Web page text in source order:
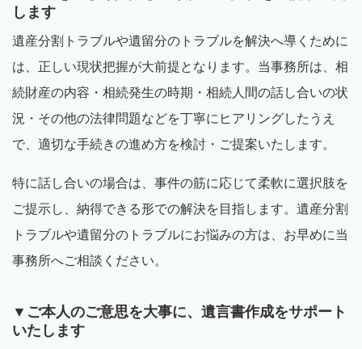
します
遺産分割トラブルや遺留分のトラブルを解決へ導くために
は、正しい現状把握が大前提となります。当事務所は、相
続財産の内容・相続発生の時期・相続人間の話し合いの状
況・その他の法律問題などを丁寧にヒアリングしたうえ
で、適切な手続きの進め方を検討・ご提案いたします。
特に話し合いの場合は、事件の筋に応じて柔軟に選択肢を
ご提示し、納得できる形での解決を目指します。遺産分割
トラブルや遺留分のトラブルにお悩みの方は、お早めに当
事務所へご相談ください。
▼ご本人のご意思を大事に、遺言書作成をサポート
いたします